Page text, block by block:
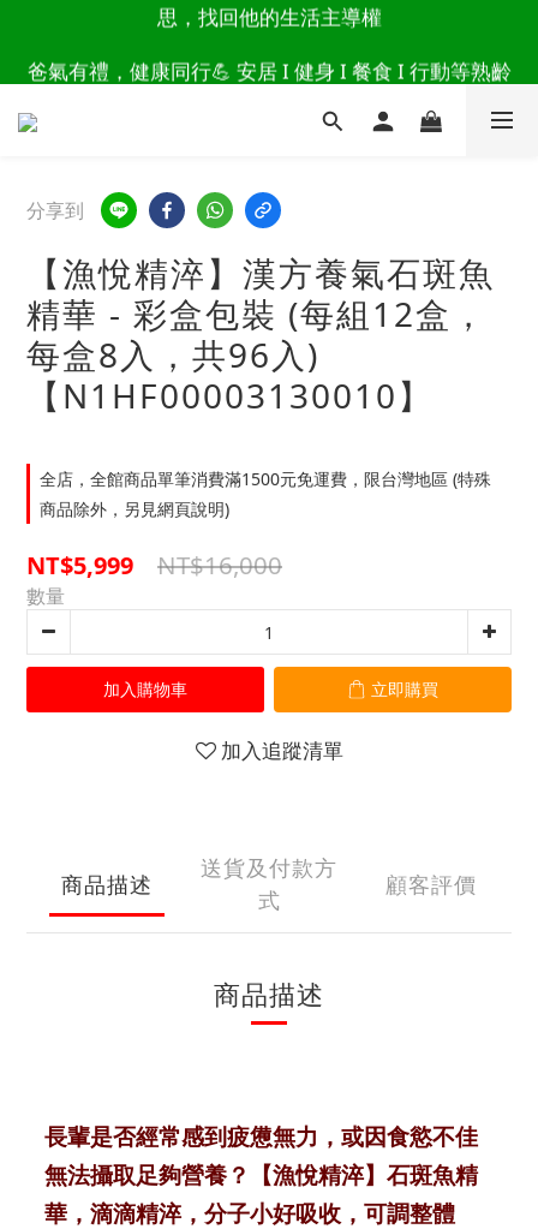
讀懂爸爸總說「不用買」的堅強 👉 3大生活貼心巧
思，找回他的生活主導權
爸氣有禮，健康同行💪 安居 I 健身 I 餐食 I 行動等熟齡
好物 8折起 👉上百樣活動商品點此看
讀懂爸爸總說「不用買」的堅強 👉 3大生活貼心巧
思，找回他的生活主導權
分享到
【漁悅精淬】漢方養氣石斑魚
精華 - 彩盒包裝 (每組12盒，
每盒8入，共96入)
【N1HF00003130010】
全店，全館商品單筆消費滿1500元免運費，限台灣地區 (特殊
商品除外，另見網頁說明)
NT$5,999 NT$16,000
數量
加入購物車 立即購買
加入追蹤清單
商品描述
送貨及付款方
式
顧客評價
商品描述
長輩是否經常感到疲憊無力，或因食慾不佳
無法攝取足夠營養？【漁悅精淬】石斑魚精
華，滴滴精淬，分子小好吸收，可調整體